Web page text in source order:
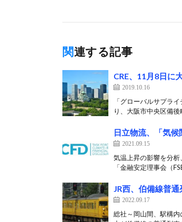
関連する記事
CRE、11月8日に
2019.10.16
「グローバルサプラ
り、大阪市中央区備
日立物流、「気
2021.09.15
気温上昇の影響を分
「金融安定理事会（
JR西、伯備線普
2022.09.17
総社～岡山間、駅構